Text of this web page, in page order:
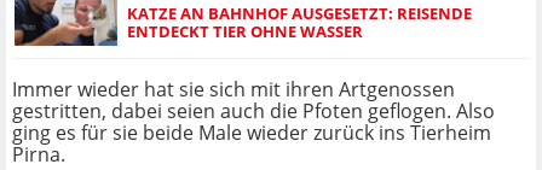
KATZE AN BAHNHOF AUSGESETZT: REISENDE
ENTDECKT TIER OHNE WASSER
Immer wieder hat sie sich mit ihren Artgenossen
gestritten, dabei seien auch die Pfoten geflogen. Also
ging es für sie beide Male wieder zurück ins Tierheim
Pirna.